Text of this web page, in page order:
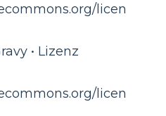
licen
• Lizenz
licen